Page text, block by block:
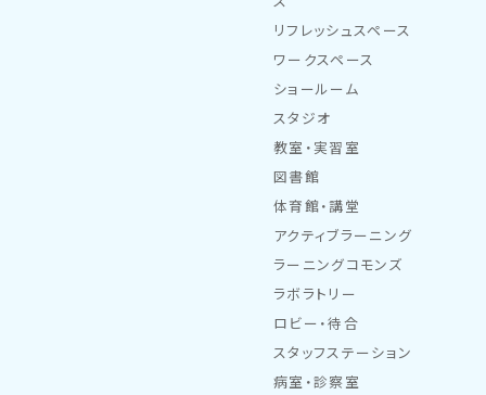
リフレッシュスペース
ワークスペース
ショールーム
スタジオ
教室・実習室
図書館
体育館・講堂
アクティブラーニング
ラーニングコモンズ
ラボラトリー
ロビー・待合
スタッフステーション
病室・診察室